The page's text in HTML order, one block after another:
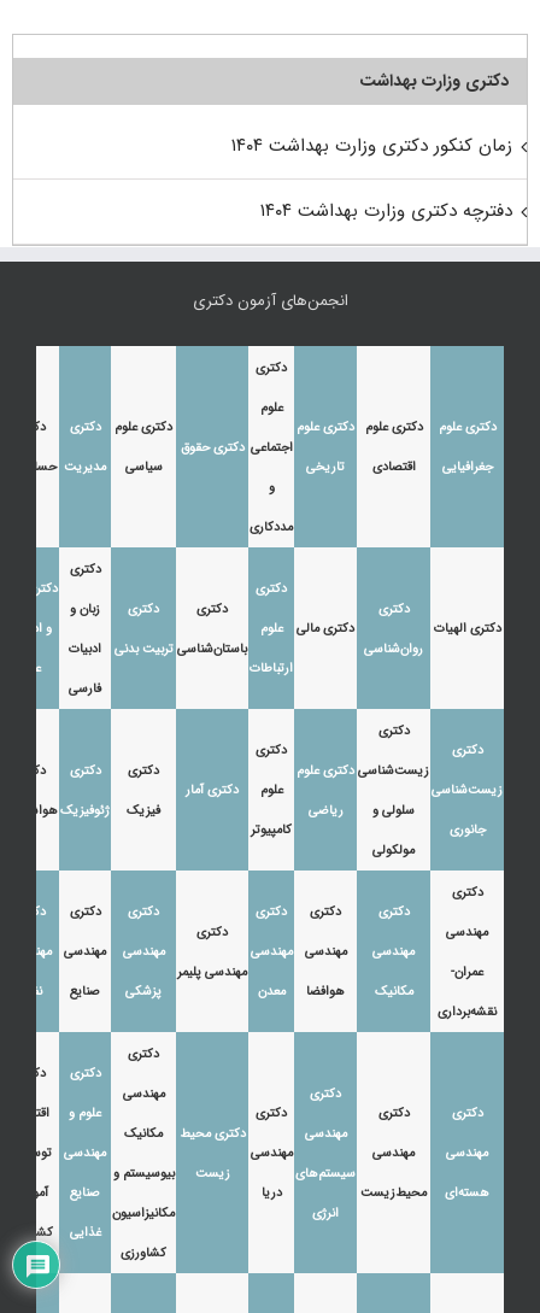
دکتری وزارت بهداشت
زمان کنکور دکتری وزارت بهداشت ۱۴۰۴
دفترچه دکتری وزارت بهداشت ۱۴۰۴
انجمن‌های آزمون دکتری
دکتری علوم
جغرافیایی
دکتری علوم
اقتصادی
دکتری علوم
تاریخی
دکتری
علوم
اجتماعی
و
مددکاری
دکتری حقوق
دکتری علوم
سیاسی
دکتری
مدیریت
دکتری
حسابداری
دکتری الهیات
دکتری
روان‌شناسی
دکتری مالی
دکتری
علوم
ارتباطات
دکتری
باستان‌شناسی
دکتری
تربیت بدنی
دکتری
زبان و
ادبیات
فارسی
دکتری زبان
و ادبیات
عرب
دکتری
زیست‌شناسی
جانوری
دکتری
زیست‌شناسی
سلولی و
مولکولی
دکتری علوم
ریاضی
دکتری
علوم
کامپیوتر
دکتری آمار
دکتری
فیزیک
دکتری
ژئوفیزیک
دکتری
هواشناسی
دکتری
مهندسی
عمران-
نقشه‌برداری
دکتری
مهندسی
مکانیک
دکتری
مهندسی
هوافضا
دکتری
مهندسی
معدن
دکتری
مهندسی پلیمر
دکتری
مهندسی
پزشکی
دکتری
مهندسی
صنایع
دکتری
مهندسی
نفت
دکتری
مهندسی
هسته‌ای
دکتری
مهندسی
محیط‌زیست
دکتری
مهندسی
سیستم‌های
انرژی
دکتری
مهندسی
دریا
دکتری محیط
زیست
دکتری
مهندسی
مکانیک
بیوسیستم و
مکانیزاسیون
کشاورزی
دکتری
علوم و
مهندسی
صنایع
غذایی
دکتری
اقتصاد،
توسعه و
آموزش
کشاورزی